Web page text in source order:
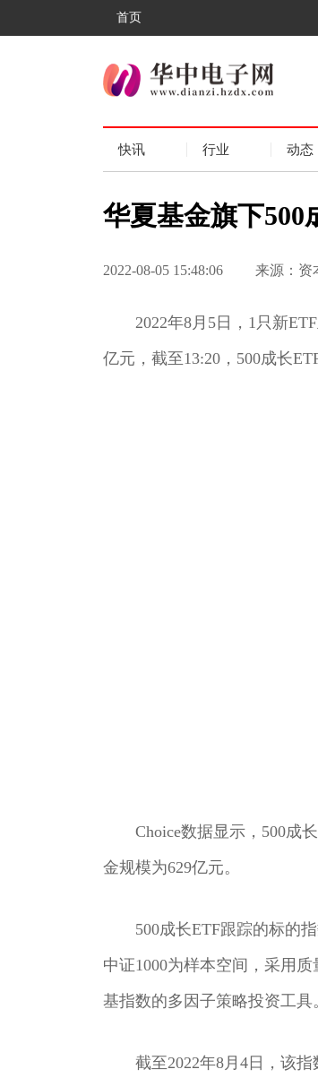
首页
快讯 行业 动态
华夏基金旗下500
2022-08-05 15:48:06 来源：资
2022年8月5日，1只新
亿元，截至13:20，500成长
Choice数据显示，500成
金规模为629亿元。
500成长ETF跟踪的标的
中证1000为样本空间，采用
基指数的多因子策略投资工具
截至2022年8月4日，该